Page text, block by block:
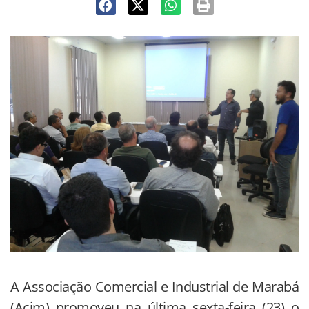
A Associação Comercial e Industrial de Marabá